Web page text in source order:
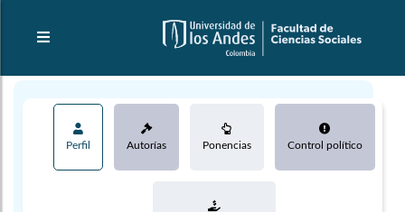
Perfil Autorías Ponencias Control político